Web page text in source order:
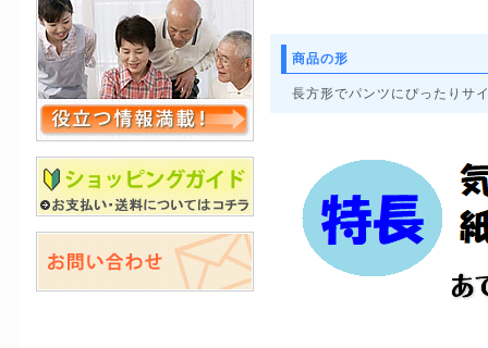
商品の形
長方形でパンツにぴったりサ